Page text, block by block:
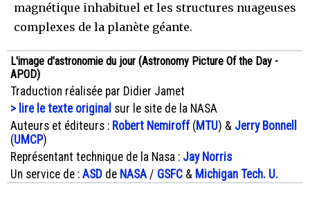
magnétique inhabituel et les structures nuageuses
complexes de la planète géante.
L'image d'astronomie du jour (Astronomy Picture Of the Day -
APOD)
Traduction réalisée par Didier Jamet
> lire le texte original sur le site de la NASA
Auteurs et éditeurs : Robert Nemiroff( MTU) & Jerry Bonnell
(UMCP)
Représentant technique de la Nasa : Jay Norris
Un service de : ASD de NASA/ GSFC & Michigan Tech. U.